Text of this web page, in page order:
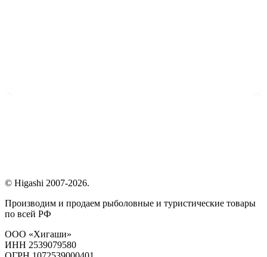
© Higashi 2007-2026.
Производим и продаем рыболовные и туристические товары
по всей РФ
ООО «Хигаши»
ИНН 2539079580